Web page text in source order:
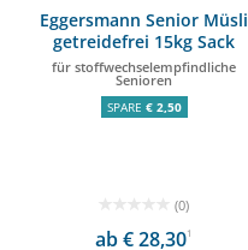
Eggersmann Senior Müsli
getreidefrei 15kg Sack
für stoffwechselempfindliche
Senioren
SPARE € 2,50
(0)
ab € 28,301